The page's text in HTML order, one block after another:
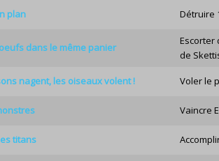
plan Détruire
dans le même panier
Escorter
de
nagent, les oiseaux volent ! Voler le
Vaincre
titans